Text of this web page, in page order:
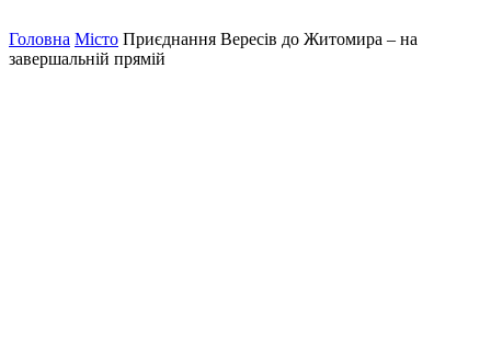
Головна Місто Приєднання Вересів до Житомира – на
завершальній прямій